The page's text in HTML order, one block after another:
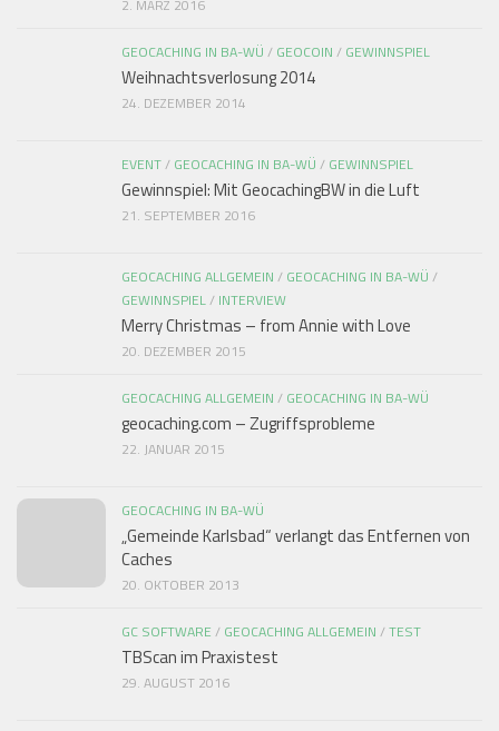
2. MÄRZ 2016
GEOCACHING IN BA-WÜ / GEOCOIN / GEWINNSPIEL
Weihnachtsverlosung 2014
24. DEZEMBER 2014
EVENT/ GEOCACHING IN BA-WÜ / GEWINNSPIEL
Gewinnspiel: Mit GeocachingBW in die Luft
21. SEPTEMBER 2016
GEOCACHING ALLGEMEIN / GEOCACHING IN BA-WÜ /
GEWINNSPIEL/ INTERVIEW
Merry Christmas – from Annie with Love
20. DEZEMBER 2015
GEOCACHING ALLGEMEIN / GEOCACHING IN BA-WÜ
geocaching.com – Zugriffsprobleme
22. JANUAR 2015
GEOCACHING IN BA-WÜ
„Gemeinde Karlsbad“ verlangt das Entfernen von
Caches
20. OKTOBER 2013
GC SOFTWARE / GEOCACHING ALLGEMEIN /TEST
TBScan im Praxistest
29. AUGUST 2016